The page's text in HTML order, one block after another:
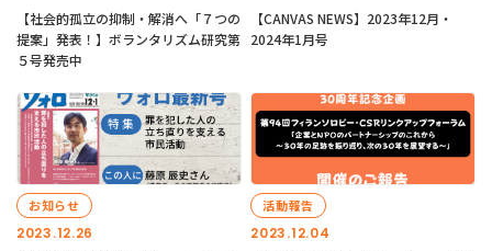
【社会的孤立の抑制・解消へ「７つの
提案」発表！】ボランタリズム研究第
５号発売中
【CANVAS NEWS】2023年12月・
2024年1月号
2023.12.26
お知らせ
2023.12.04
活動報告